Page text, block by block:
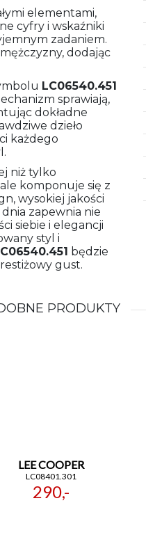
elementami,
cyfry i wskaźniki
zadaniem.
dodając
LC06540.451
sprawiają,
dokładne
dzieło
każdego
niż tylko
komponuje się z
wysokiej jakości
zapewnia nie
siebie i elegancji
styl i
będzie
gust.
PRODUKTY
LEE COOPER
LC08401.301
290,-